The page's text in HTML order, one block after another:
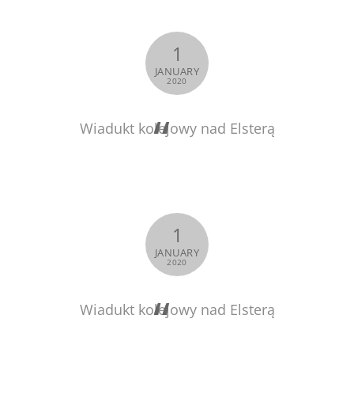
1
JANUARY
2020
Wiadukt kolejowy nad Elsterą
1
JANUARY
2020
Wiadukt kolejowy nad Elsterą